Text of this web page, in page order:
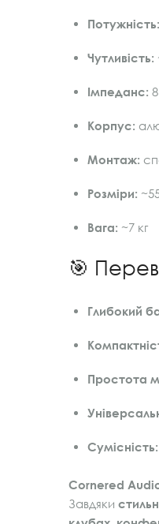
Потужність:
Чутливість:
Імпеданс:
Корпус:
Монтаж:
Розміри:
Вага: ~7 кг
🎯
Глибокий
Простота
Сумісність:
Cornered
Завдяки